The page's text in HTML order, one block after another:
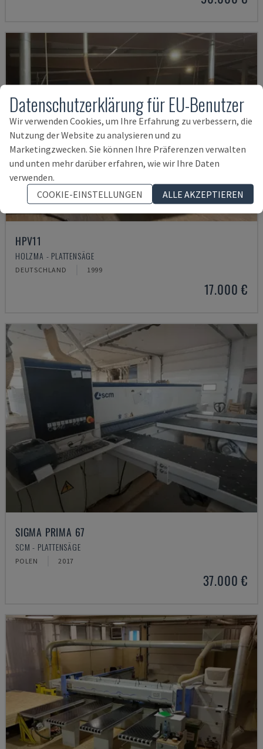
HPV11
HOLZMA - PLATTENSÄGE
DEUTSCHLAND 1999
17.000 €
SIGMA PRIMA 67
SCM - PLATTENSÄGE
POLEN 2017
37.000 €
Datenschutzerklärung für EU-Benutzer
Wir verwenden Cookies, um Ihre Erfahrung zu verbessern, die
Nutzung der Website zu analysieren und zu
Marketingzwecken. Sie können Ihre Präferenzen verwalten
und unten mehr darüber erfahren, wie wir Ihre Daten
verwenden.
COOKIE-EINSTELLUNGEN
ALLE AKZEPTIEREN